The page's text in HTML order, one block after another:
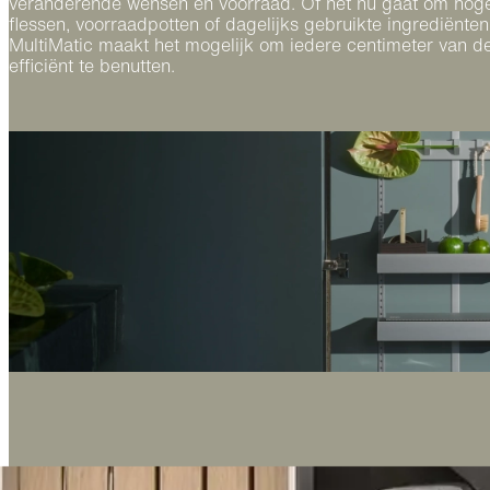
veranderende wensen en voorraad. Of het nu gaat om
flessen, voorraadpotten of dagelijks gebruikte
MultiMatic maakt het mogelijk om iedere centimeter van
efficiënt te benutten.